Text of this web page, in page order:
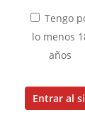
Tengo
lo menos
años